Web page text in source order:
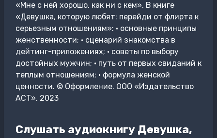
«Мне с ней хорошо, как ни с кем». В книге
«Девушка, которую любят: перейди от флирта к
серьезным отношениям»: • основные принципы
женственности; • сценарий знакомства в
дейтинг-приложениях; • советы по выбору
достойных мужчин; • путь от первых свиданий к
теплым отношениям; • формула женской
ценности. © Оформление. ООО «Издательство
АСТ», 2023
Слушать аудиокнигу Девушка,